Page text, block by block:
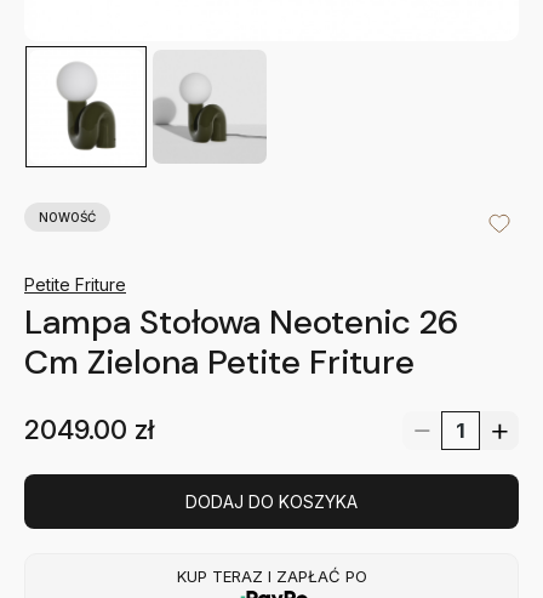
NOWOŚĆ
Petite Friture
Lampa Stołowa Neotenic 26
Cm Zielona Petite Friture
2049.00 zł
DODAJ DO KOSZYKA
KUP TERAZ I ZAPŁAĆ PO